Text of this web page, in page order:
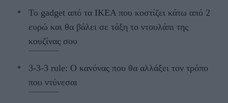
Το gadget από τα IKEA που κοστίζει κάτω από 2
ευρώ και θα βάλει σε τάξη το ντουλάπι της
κουζίνας σου
3-3-3 rule: Ο κανόνας που θα αλλάξει τον τρόπο
που ντύνεσαι